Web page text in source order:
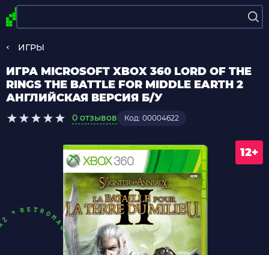
ИГРЫ
ИГРА MICROSOFT XBOX 360 LORD OF THE
RINGS THE BATTLE FOR MIDDLE EARTH 2
АНГЛИЙСКАЯ ВЕРСИЯ Б/У
0 отзывов Код: 00004622
12+